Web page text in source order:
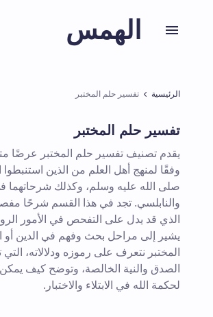
الهمس
الرئيسية تفسير حلم المختبر
تفسير حلم المختبر
يقدم تصنيف تفسير حلم المختبر عرضًا
وفقًا لمنهج أهل العلم من الذين
صلى الله عليه وسلم، وكذلك شرحاتهما
والنابلسي. تجد في هذا القسم شرحًا
الذي قد يدل على التفحص في الأمور
يشير إلى مراحل بحث وفهم في الدين
المختبر نتعرف على رموزه ودلالاته،
الصدق والنية الخالصة، وتوضح كيف
لحكمة الله في الابتلاء والاختبار.